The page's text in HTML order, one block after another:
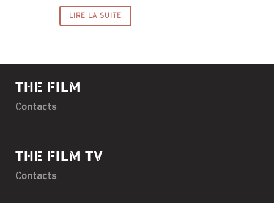
LIRE LA SUITE
THE FILM
Contacts
THE FILM TV
Contacts